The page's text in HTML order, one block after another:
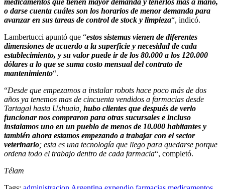
medicamentos que tienen mayor demanda y tenerlos más a mano,
o darse cuenta cuáles son los horarios de menor demanda para
avanzar en sus tareas de control de stock y limpieza“, indicó.
Lambertucci apuntó que “estos sistemas vienen de diferentes
dimensiones de acuerdo a la superficie y necesidad de cada
establecimiento, y su valor puede ir de los 80.000 a los 120.000
dólares a lo que se suma costo mensual del contrato de
mantenimiento“.
“Desde que empezamos a instalar robots hace poco más de dos
años ya tenemos mas de cincuenta vendidos a farmacias desde
Tartagal hasta Ushuaia, hubo clientes que después de verlo
funcionar nos compraron para otras sucursales e incluso
instalamos uno en un pueblo de menos de 10.000 habitantes y
también ahora estamos empezando a trabajar con el sector
veterinario; esta es una tecnología que llego para quedarse porque
ordena todo el trabajo dentro de cada farmacia“, completó.
Télam